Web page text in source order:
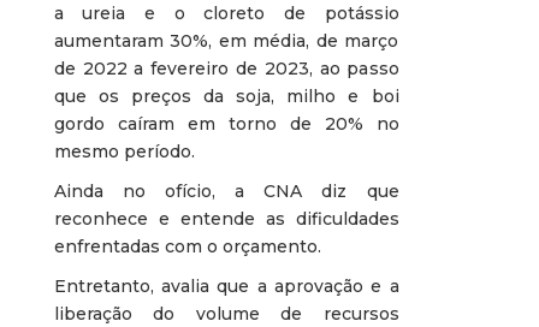
a ureia e o cloreto de potássio
aumentaram 30%, em média, de março
de 2022 a fevereiro de 2023, ao passo
que os preços da soja, milho e boi
gordo caíram em torno de 20% no
mesmo período.
Ainda no ofício, a CNA diz que
reconhece e entende as dificuldades
enfrentadas com o orçamento.
Entretanto, avalia que a aprovação e a
liberação do volume de recursos